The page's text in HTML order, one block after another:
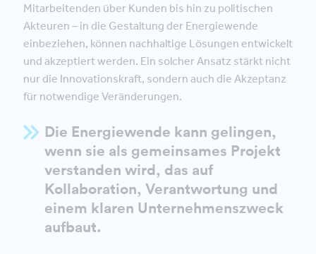
Mitarbeitenden über Kunden bis hin zu politischen
Akteuren – in die Gestaltung der Energiewende
einbeziehen, können nachhaltige Lösungen entwickelt
und akzeptiert werden. Ein solcher Ansatz stärkt nicht
nur die Innovationskraft, sondern auch die Akzeptanz
für notwendige Veränderungen.
Die Energiewende kann gelingen,
wenn sie als gemeinsames Projekt
verstanden wird, das auf
Kollaboration, Verantwortung und
einem klaren Unternehmenszweck
aufbaut.